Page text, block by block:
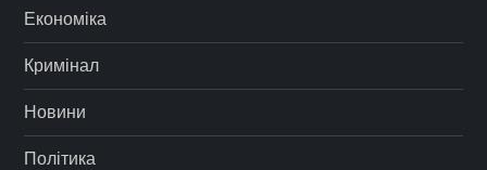
Економіка
Кримінал
Новини
Політика